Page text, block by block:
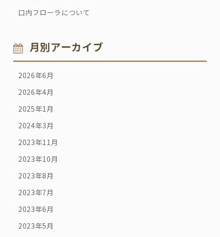
口内フローラについて
月別アーカイブ
2026年6月
2026年4月
2025年1月
2024年3月
2023年11月
2023年10月
2023年8月
2023年7月
2023年6月
2023年5月